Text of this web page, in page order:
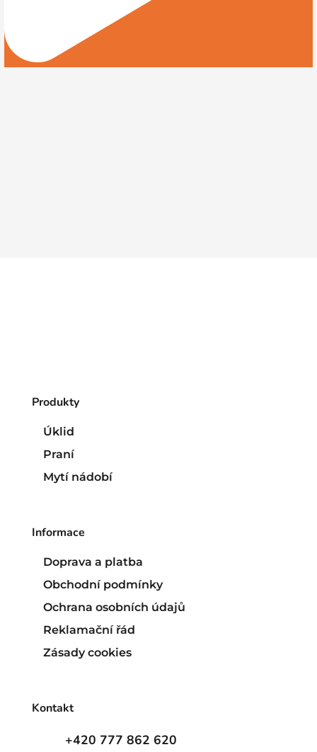
Produkty
Úklid
Praní
Mytí nádobí
Informace
Doprava a platba
Obchodní podmínky
Ochrana osobních údajů
Reklamační řád
Zásady cookies
Kontakt
+420 777 862 620